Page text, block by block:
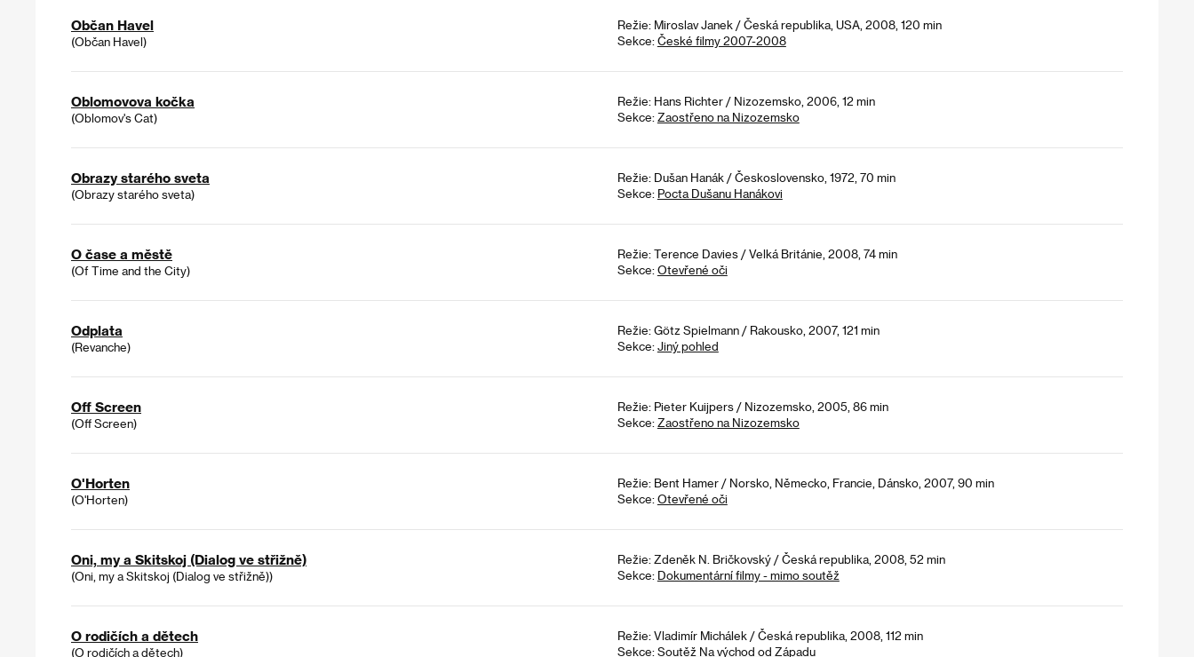
Občan Havel
(Občan Havel)
Režie: Miroslav Janek / Česká republika, USA, 2008, 120 min
Sekce: České filmy 2007-2008
Oblomovova kočka
(Oblomov's Cat)
Režie: Hans Richter / Nizozemsko, 2006, 12 min
Sekce: Zaostřeno na Nizozemsko
Obrazy starého sveta
(Obrazy starého sveta)
Režie: Dušan Hanák / Československo, 1972, 70 min
Sekce: Pocta Dušanu Hanákovi
O čase a městě
(Of Time and the City)
Režie: Terence Davies / Velká Británie, 2008, 74 min
Sekce: Otevřené oči
Odplata
(Revanche)
Režie: Götz Spielmann / Rakousko, 2007, 121 min
Sekce: Jiný pohled
Off Screen
(Off Screen)
Režie: Pieter Kuijpers / Nizozemsko, 2005, 86 min
Sekce: Zaostřeno na Nizozemsko
O'Horten
(O'Horten)
Režie: Bent Hamer / Norsko, Německo, Francie, Dánsko, 2007, 90 min
Sekce: Otevřené oči
Oni, my a Skitskoj (Dialog ve střižně)
(Oni, my a Skitskoj (Dialog ve střižně))
Režie: Zdeněk N. Bričkovský / Česká republika, 2008, 52 min
Sekce: Dokumentární filmy - mimo soutěž
O rodičích a dětech
(O rodičích a dětech)
Režie: Vladimír Michálek / Česká republika, 2008, 112 min
Sekce: Soutěž Na východ od Západu